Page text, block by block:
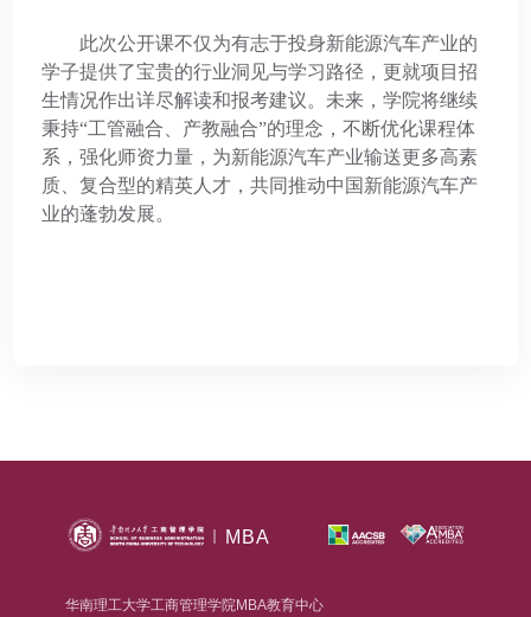
此次公开课不仅为有志于投身新能源汽车产业的
学子提供了宝贵的行业洞见与学习路径，更就项目招
生情况作出详尽解读和报考建议。未来，学院将继续
秉持“工管融合、产教融合”的理念，不断优化课程体
系，强化师资力量，为新能源汽车产业输送更多高素
质、复合型的精英人才，共同推动中国新能源汽车产
业的蓬勃发展。
MBA
华南理工大学工商管理学院MBA教育中心